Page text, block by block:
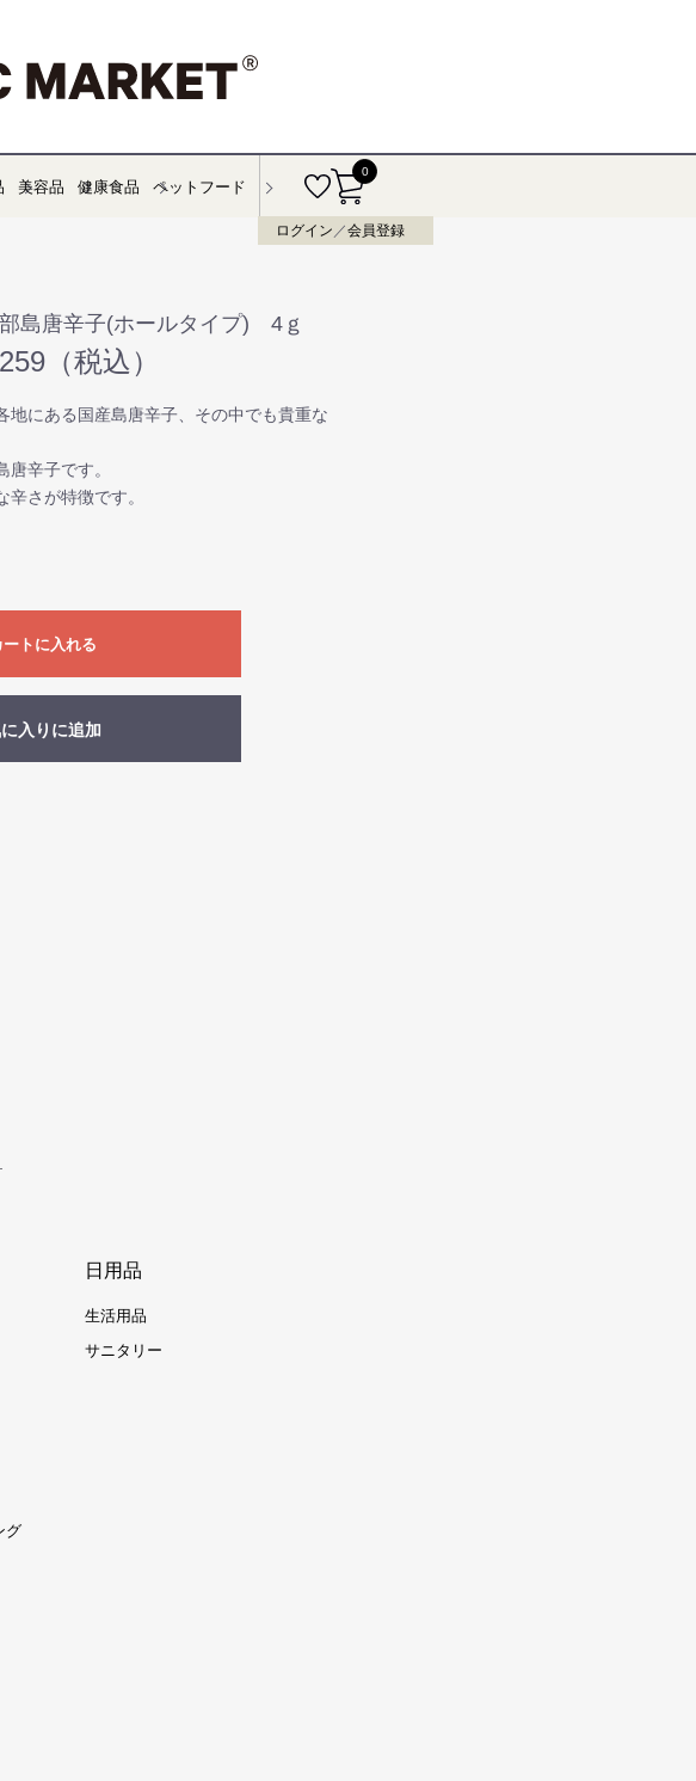
美容品 健康食品 ペットフード
0
ログイン ／会員登録
島唐辛子(ホールタイプ) 4ｇ
（税込）
にある国産島唐辛子、その中でも貴重な
辛子です。
さが特徴です。
ートに入れる
入りに追加
グ
日用品
生活用品
サニタリー